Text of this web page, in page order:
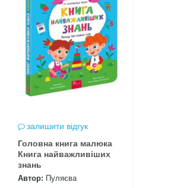
залишити відгук
Головна книга малюка
Книга найважливіших
знань
Автор: Пуляєва